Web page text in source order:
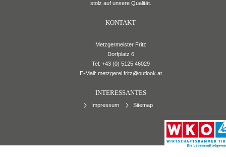
stolz auf unsere Qualität.
KONTAKT
Metzgermeister Fritz
Dorfplatz 6
Tel: +43 (0) 5125 46029
E-Mail: metzgerei.fritz@outlook.at
INTERESSANTES
Impressum Sitemap